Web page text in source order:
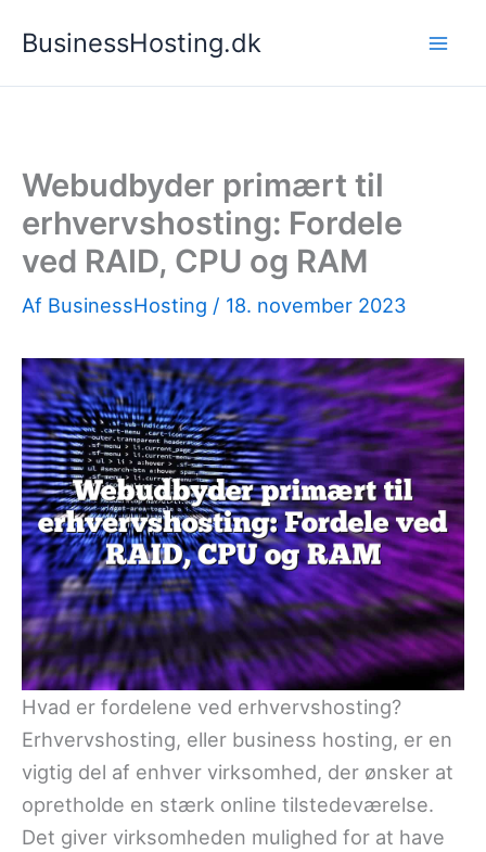
indholdet
BusinessHosting.dk
Webudbyder primært til
erhvervshosting: Fordele
ved RAID, CPU og RAM
Af BusinessHosting / 18. november 2023
Hvad er fordelene ved erhvervshosting?
Erhvervshosting, eller business hosting, er en
vigtig del af enhver virksomhed, der ønsker at
opretholde en stærk online tilstedeværelse.
Det giver virksomheden mulighed for at have